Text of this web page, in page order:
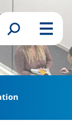
Suchformular
Menü